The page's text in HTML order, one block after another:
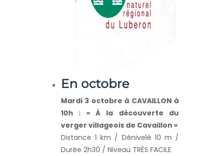
En octobre
Mardi 3 octobre à CAVAILLON à
10h : « À la découverte du
verger villageois de Cavaillon »
Distance 1 km / Dénivelé 10 m /
Durée 2h30 / Niveau TRÈS FACILE